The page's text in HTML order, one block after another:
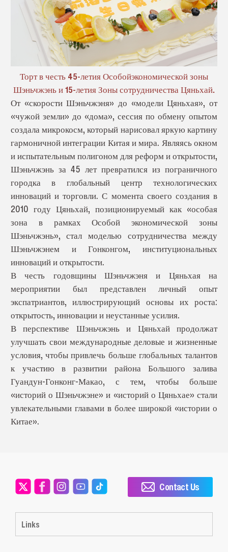
Торт в честь 45-летия Особойэкономической зоны
Шэньчжэнь и 15-летия Зоны сотрудничества Цяньхай.
От «скорости Шэньчжэня» до «модели Цяньхая», от
«чужой земли» до «дома», сессия по обмену опытом
создала микрокосм, который нарисовал яркую картину
гармоничной интеграции Китая и мира. Являясь окном
и испытательным полигоном для реформ и открытости,
Шэньчжэнь за 45 лет превратился из пограничного
городка в глобальный центр технологических
инноваций и торговли. С момента своего создания в
2010 году Цяньхай, позиционируемый как «особая
зона в рамках Особой экономической зоны
Шэньчжэнь», стал моделью сотрудничества между
Шэньчжэнем и Гонконгом, институциональных
инноваций и открытости.
В честь годовщины Шэньчжэня и Цяньхая на
мероприятии был представлен личный опыт
экспатриантов, иллюстрирующий основы их роста:
открытость, инновации и неустанные усилия.
В перспективе Шэньчжэнь и Цяньхай продолжат
улучшать свои международные деловые и жизненные
условия, чтобы привлечь больше глобальных талантов
к участию в развитии района Большого залива
Гуандун-Гонконг-Макао, с тем, чтобы больше
«историй о Шэньчжэне» и «историй о Цяньхае» стали
увлекательными главами в более широкой «истории о
Китае».
Links
Contact Us